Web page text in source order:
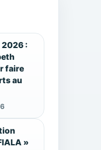
2026 :
faire
au
»